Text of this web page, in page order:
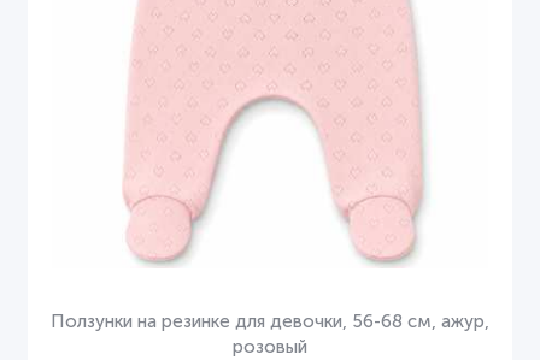
Ползунки на резинке для девочки, 56-68 см, ажур,
розовый